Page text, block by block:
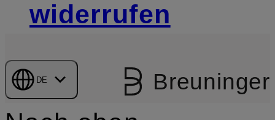
widerrufen
DE Breuninger